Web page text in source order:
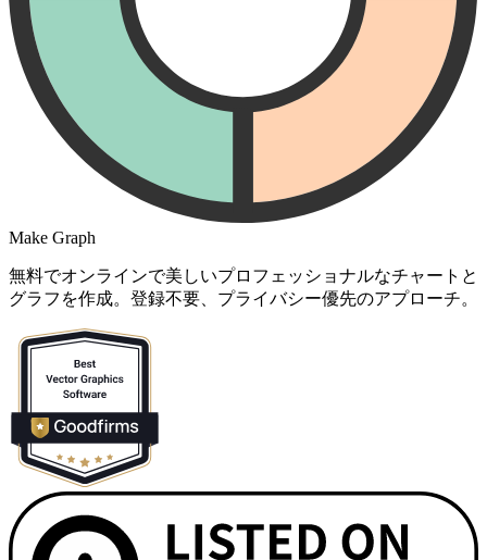
Make Graph
無料でオンラインで美しいプロフェッショナルなチャートと
グラフを作成。登録不要、プライバシー優先のアプローチ。